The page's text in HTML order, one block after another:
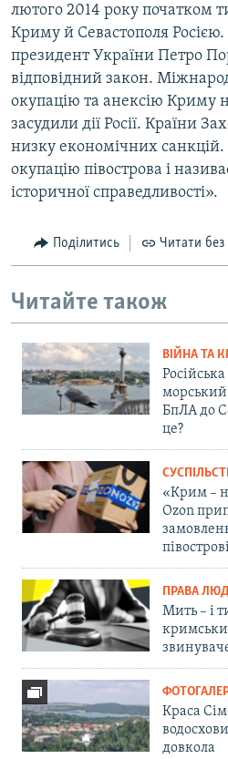
лютого 2014 року початком
Криму й Севастополя
президент України Петро
відповідний закон.
окупацію та анексію Криму
засудили дії Росії. Країни
низку економічних санкцій.
окупацію півострова і
історичної справедливості».
Поділитись Читати без
Читайте також
ВІЙНА ТА
БпЛА до
це?
«Крим –
Ozon
півострові
ПРАВА
Мить – і
Краса
довкола